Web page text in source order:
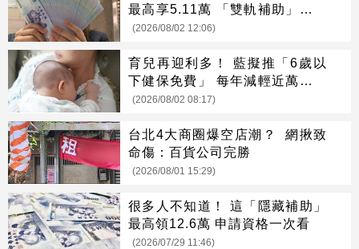
最高享5.11萬 「雙軌補助」一次
看懂
(2026/08/02 12:06)
育兒再迎利多！ 藍擬推「6歲以
下健保免費」 每年減輕近萬元負
擔
(2026/08/02 08:17)
台北4大商圈爆空店潮？ 網揪致
命傷：百貨公司完勝
(2026/08/01 15:29)
很多人不知道！ 這「隱藏補助」
最高領12.6萬 申請資格一次看
(2026/07/29 11:46)